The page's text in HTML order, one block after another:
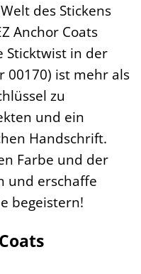
des Stickens
Anchor Coats
Sticktwist in der
00170) ist mehr als
zu
und ein
Handschrift.
Farbe und der
und erschaffe
begeistern!